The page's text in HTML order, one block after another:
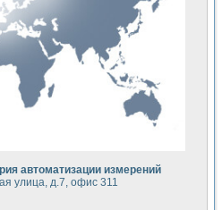
LabVIEW для управления источником
снятия вольт-амперных характеристик
технологии: нано-, фемто-,
установка по измерению временных
лабораторный комплекс на базе
и оптимизации тепловой
для исследования функциональных
создания экономичного
движения макрочастиц в
свойств дисперсных продуктов
управления сверхпроводящим
автоматизации измерений
улица, д.7, офис 311